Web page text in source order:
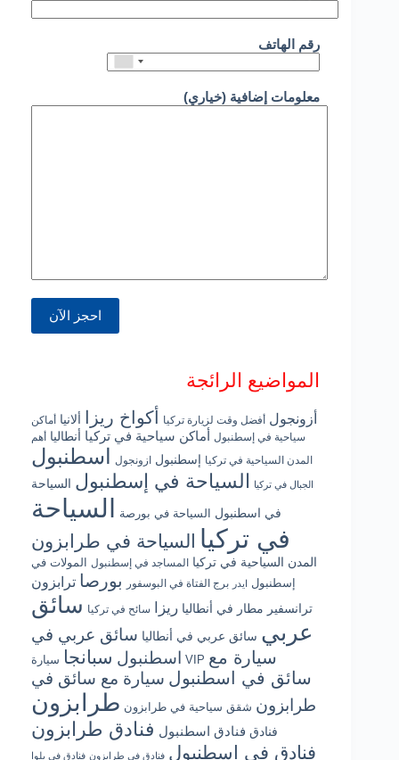
رقم الهاتف
معلومات إضافية (خياري)
المواضيع الرائجة
أزونجول أفضل وقت لزيارة تركيا أكواخ ريزا ألانيا أماكن
سياحية في إسطنبول أماكن سياحية في تركيا أنطاليا أهم
المدن السياحية في تركيا إسطنبول ازونجول اسطنبول
الجبال في تركيا السياحة في إسطنبول السياحة
في اسطنبول السياحة في بورصة
السياحة
في تركيا السياحة في طرابزون
المدن السياحية في تركيا المساجد في إسطنبول
المولات في
إسطنبول
ايدر برج الفتاة في البوسفور بورصا ترابزون
ترانسفير مطار في أنطاليا ريزا سائح في تركيا سائق
عربي سائق عربي في أنطاليا سائق عربي في
اسطنبول سبانجا سيارة VIP سيارة مع
سائق في اسطنبول سيارة مع سائق في
طرابزون شقق سياحية في طرابزون طرابزون
فنادق فنادق اسطنبول فنادق طرابزون
فنادق في اسطنبول فنادق في طرابزون فنادق في يلوا